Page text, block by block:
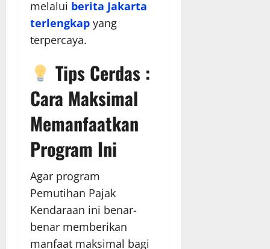
melalui berita Jakarta
terlengkap yang
terpercaya.
Tips Cerdas :
Cara Maksimal
Memanfaatkan
Program Ini
Agar program
Pemutihan Pajak
Kendaraan ini benar-
benar memberikan
manfaat maksimal bagi